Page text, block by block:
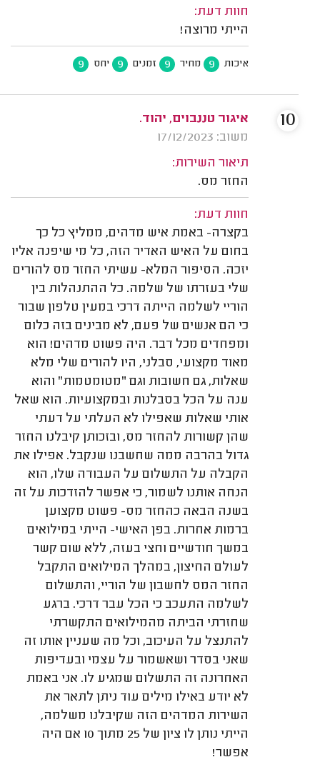
חוות דעת:
הייתי מרוצה!
איכות 9 מחיר 9 זמנים 9 יחס 9
איגור טננבוים, יהוד.
משוב: 17/12/2023
תיאור השירות:
החזר מס.
חוות דעת:
בקצרה- באמת איש מדהים, ממליץ כל כך
בחום על האיש האדיר הזה, כל מי שיפנה אליו
יזכה. הסיפור המלא- עשיתי החזר מס להורים
שלי בעזרתו של שלמה. כל ההתנהלות בין
הוריי לשלמה הייתה דרכי במעין טלפון שבור
כי הם אנשים של פעם, לא מבינים בזה כלום
ומפחדים מכל דבר. היה פשוט מדהים! הוא
מאוד מקצועי, סבלני, היו להורים שלי מלא
שאלות, גם חשובות וגם "מטומטמות" והוא
ענה על הכל בסבלנות ובמקצועיות. הוא שאל
אותי שאלות שאפילו לא העלתי על דעתי
שהן קשורות להחזר מס, ובזכותן קיבלנו החזר
גדול בהרבה ממה שחשבנו שנקבל. אפילו את
הקבלה על התשלום על העבודה שלו, הוא
הנחה אותנו לשמור, כי אפשר להזדכות על זה
בשנה הבאה כהחזר מס- פשוט מקצוען
ברמות אחרות. בפן האישי- הייתי במילואים
במשך חודשיים וחצי בעזה, ללא שום קשר
לעולם החיצון, במהלך המילואים התקבל
החזר המס לחשבון של הוריי, והתשלום
לשלמה התעכב כי הכל עבר דרכי. ברגע
שחזרתי הביתה מהמילואים התקשרתי
להתנצל על העיכוב, וכל מה שעניין אותו זה
שאני בסדר ושאשמור על עצמי ובעדיפות
האחרונה זה התשלום שמגיע לו. אני באמת
לא יודע באילו מילים עוד ניתן לתאר את
השירות המדהים הזה שקיבלנו משלמה,
הייתי נותן לו ציון של 25 מתוך 10 אם היה
אפשר!
10